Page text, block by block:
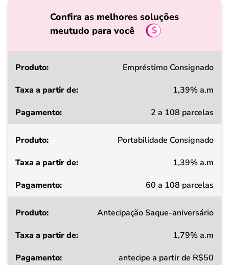
Confira as melhores soluções
meutudo para você
Produto
a
de
Pagamento
Empréstimo Consignado
1,39% a.m
2 a 108 parcelas
Portabilidade Consignado
1,39% a.m
60 a 108 parcelas
Antecipação Saque-aniversário
1,79% a.m
antecipe a partir de R$50